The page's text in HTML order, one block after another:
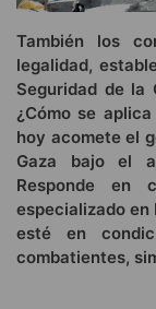
También los
legalidad,
Seguridad de la
¿Cómo se
hoy acomete el
Gaza bajo el
Responde en
especializado en
esté en
combatientes,